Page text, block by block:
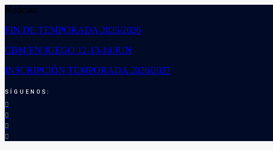
Noticias:
FIN DE TEMPORADA 2025/2026
CBM EN JUEGO 12-13-14 JUN
INSCRIPCIÓN TEMPORADA 2026/2027
SÍGUENOS: